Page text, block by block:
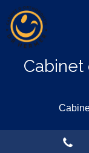
Cabinet